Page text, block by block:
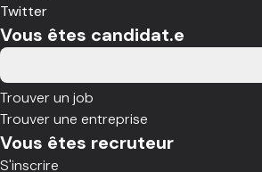
Twitter
Vous êtes candidat.e
Trouver un job
Trouver une entreprise
Vous êtes recruteur
S'inscrire